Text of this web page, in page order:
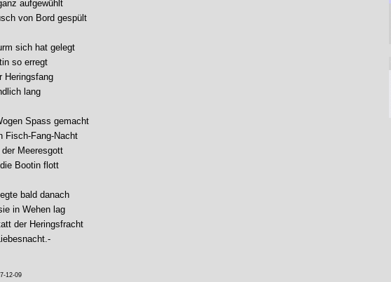
aufgewühlt
von Bord gespült
sich hat gelegt
so erregt
Heringsfang
lang
Spass gemacht
Fisch-Fang-Nacht
Meeresgott
Bootin flott
bald danach
in Wehen lag
der Heringsfracht
12-09